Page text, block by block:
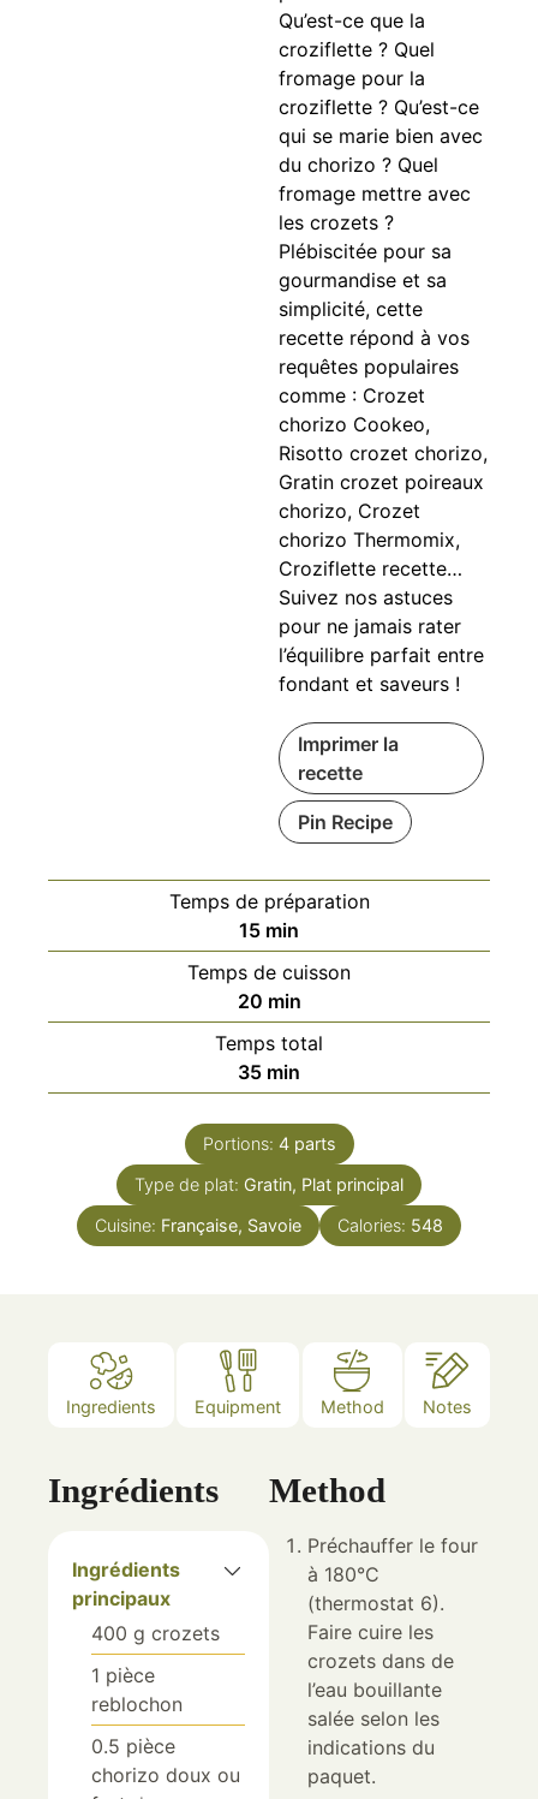
Qu’est-ce que la
croziflette ? Quel
fromage pour la
croziflette ? Qu’est-ce
qui se marie bien avec
du chorizo ? Quel
fromage mettre avec
les crozets ?
Plébiscitée pour sa
gourmandise et sa
simplicité, cette
recette répond à vos
requêtes populaires
comme : Crozet
chorizo Cookeo,
Risotto crozet chorizo,
Gratin crozet poireaux
chorizo, Crozet
chorizo Thermomix,
Croziflette recette…
Suivez nos astuces
pour ne jamais rater
l’équilibre parfait entre
fondant et saveurs !
Imprimer la
recette
Pin Recipe
Temps de préparation
15minutes
min
Temps de cuisson
20minutes
min
Temps total
35minutes
min
Portions: 4 parts
Type de plat: Gratin, Plat principal
Cuisine: Française, Savoie Calories: 548
Ingredients Equipment Method Notes
Ingrédients
Ingrédients
principaux
400 g crozets
1 pièce
reblochon
0.5 pièce
chorizo doux ou
Method
Préchauffer le four
à 180°C
(thermostat 6).
Faire cuire les
crozets dans de
l’eau bouillante
salée selon les
indications du
paquet.